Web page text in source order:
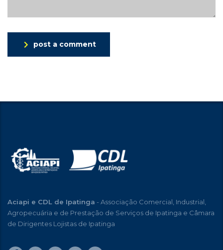
post a comment
Aciapi e CDL de Ipatinga - Associação Comercial, Industrial,
Agropecuária e de Prestação de Serviços de Ipatinga e Câmara
de Dirigentes Lojistas de Ipatinga